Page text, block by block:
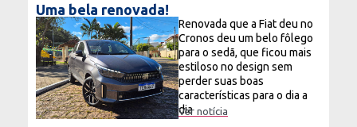
Uma bela renovada!
Renovada que a Fiat deu no
Cronos deu um belo fôlego
para o sedã, que ficou mais
estiloso no design sem
perder suas boas
características para o dia a
dia
Ver notícia